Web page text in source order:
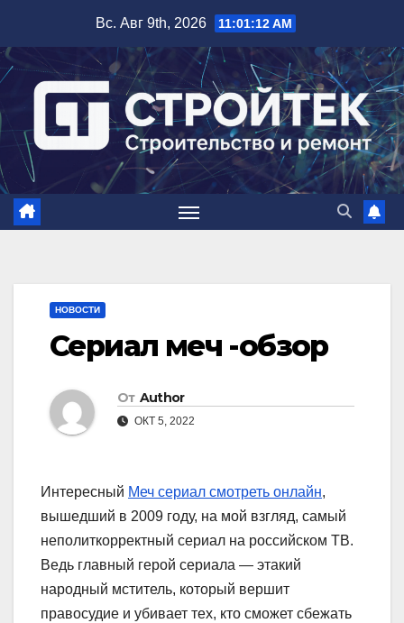
содержимому
Вс. Авг 9th, 2026 11:01:13 AM
НОВОСТИ
Сериал меч -обзор
От Author
ОКТ 5, 2022
Интересный Меч сериал смотреть онлайн,
вышедший в 2009 году, на мой взгляд, самый
неполиткорректный сериал на российском ТВ.
Ведь главный герой сериала — этакий
народный мститель, который вершит
правосудие и убивает тех, кто сможет сбежать